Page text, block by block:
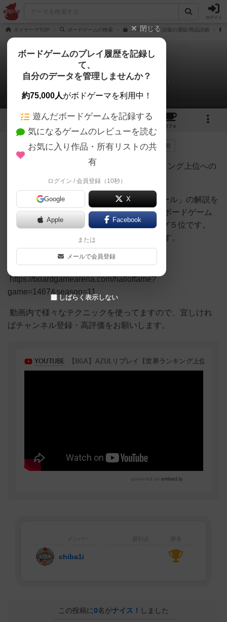
ログイン
ボドゲーマTOP ボードゲームの検索 アズール 日本語版の通販/商品詳細
アズール
chiba1iのリプレイ日記（2023年1月15日）
33 7 93
カフェ
138名が参考 0名がナイス 0 3年以上前
【BGA】AZULリプレイその６【世界ランキング上位への
この動画は、世界ランカーがゲーム「アズール」の解説を
するリプレイ動画です。 私の実力ですが、ボードゲーム
アリーナ、シーズン１１にて世界ランキング５位です。
「chiba1i」と言うアカウントで活動してます。
https://boardgamearena.com/halloffame?
game=1467&season=11
動画内で様々なテクニックを使ってますので、宜しけれ
ばチャンネル登録・高評価をお願いします。
chiba1i
この投稿に0名がナイス！ しました
閉じる
ボードゲームのプレイ履歴を記録し
て、
自分のデータを管理しませんか？
約75,000人がボドゲーマを利用中！
遊んだボードゲームを記録する
気になるゲームのレビューを読む
お気に入り作品・所有リストの共
有
ログイン / 会員登録（10秒）
Google X
Apple Facebook
または
メールで会員登録
しばらく表示しない